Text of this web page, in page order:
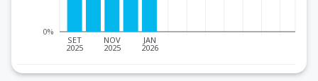
SET
2025
NOV
2025
JAN
2026
0%